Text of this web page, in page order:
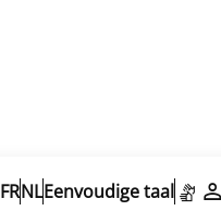
FRNLEenvoudige taal